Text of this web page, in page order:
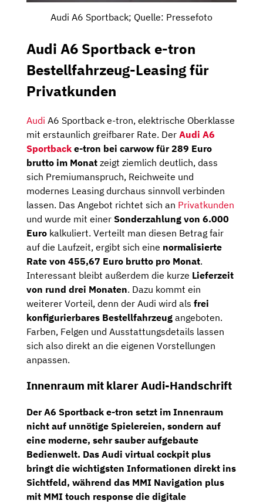
Audi A6 Sportback; Quelle: Pressefoto
Audi A6 Sportback e-tron
Bestellfahrzeug-Leasing für
Privatkunden
Audi A6 Sportback e-tron, elektrische Oberklasse
mit erstaunlich greifbarer Rate. Der Audi A6
Sportback e-tron bei carwow für 289 Euro
brutto im Monat zeigt ziemlich deutlich, dass
sich Premiumanspruch, Reichweite und
modernes Leasing durchaus sinnvoll verbinden
lassen. Das Angebot richtet sich an Privatkunden
und wurde mit einer Sonderzahlung von 6.000
Euro kalkuliert. Verteilt man diesen Betrag fair
auf die Laufzeit, ergibt sich eine normalisierte
Rate von 455,67 Euro brutto pro Monat.
Interessant bleibt außerdem die kurze Lieferzeit
von rund drei Monaten. Dazu kommt ein
weiterer Vorteil, denn der Audi wird als frei
konfigurierbares Bestellfahrzeug angeboten.
Farben, Felgen und Ausstattungsdetails lassen
sich also direkt an die eigenen Vorstellungen
anpassen.
Innenraum mit klarer Audi-Handschrift
Der A6 Sportback e-tron setzt im Innenraum
nicht auf unnötige Spielereien, sondern auf
eine moderne, sehr sauber aufgebaute
Bedienwelt. Das Audi virtual cockpit plus
bringt die wichtigsten Informationen direkt ins
Sichtfeld, während das MMI Navigation plus
mit MMI touch response die digitale